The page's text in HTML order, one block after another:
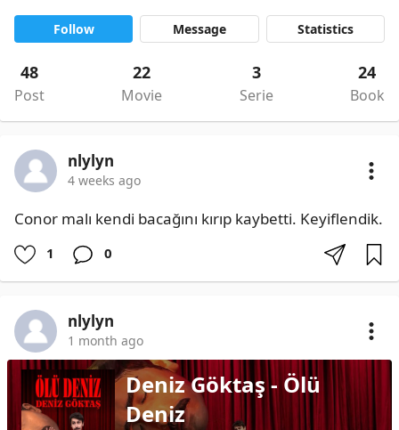
Follow Message Statistics
48
Post
22
Movie
3
Serie
24
Book
nlylyn
4 weeks ago
Conor malı kendi bacağını kırıp kaybetti. Keyiflendik.
1 0
nlylyn
1 month ago
Deniz Göktaş - Ölü
Deniz